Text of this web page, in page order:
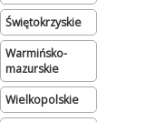
świętokrzyskie
warmińsko-
mazurskie
wielkopolskie